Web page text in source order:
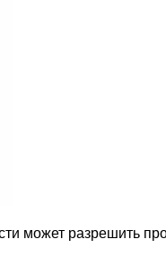
может разрешить